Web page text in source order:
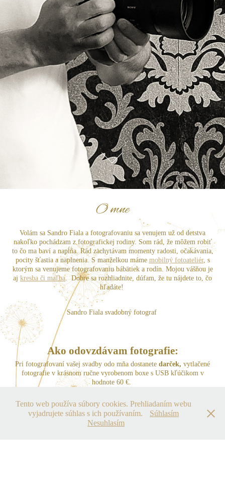
O mne
Volám sa Sandro Fiala a fotografovaniu sa venujem už od detstva
nakoľko pochádzam z fotografickej rodiny. Som rád, že môžem robiť
to čo ma baví a napĺňa. Rád zachytávam momenty radosti, očakávania,
pocity šťastia a naplnenia. S manželkou máme mobilný fotoateliér, s
ktorým sa venujeme fotografovaniu bábätiek a rodín. Mojou vášňou je
aj kresba či maľba. Dobre sa rozhliadnite, dúfam, že tu nájdete to, čo
hľadáte!
Sandro Fiala svadobný fotograf
Ako odovzdávam fotografie:
Pri fotografovaní vašej svadby odo mňa dostanete darček, vytlačené
fotografie v krásnom ručne vyrobenom boxe s USB kľúčikom v
hodnote 60 €.
Tento web používa súbory cookies. Prehliadaním webu
vyjadrujete súhlas s ich používaním.
Súhlasím
Nesuhlasím